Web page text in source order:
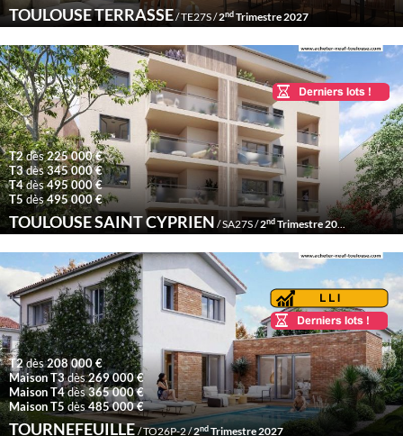
TOULOUSE TERRASSE/ TE27S /2ndTrimestre 2027
T2dès225 000 €
T3dès345 000 €
T4dès495 000 €
T5dès495 000 €
TOULOUSE SAINT CYPRIEN / SA27S /2ndTrimestre 2027
T2dès208 000 €
Maison T3dès269 000 €
Maison T4dès365 000 €
Maison T5dès 485 000 €
TOURNEFEUILLE/ TO26P-2 /2ndTrimestre 2027